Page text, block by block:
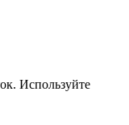
Используйте